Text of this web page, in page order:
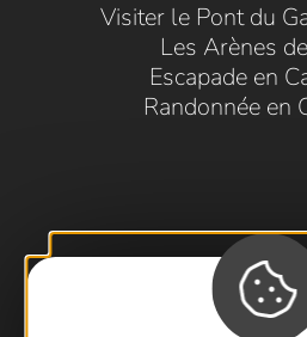
Visiter le Pont du
Les Arènes
Escapade en
Randonnée en